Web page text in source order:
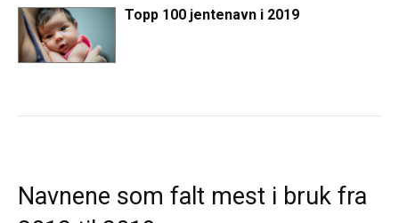
Topp 100 jentenavn i 2019
Navnene som falt mest i bruk fra